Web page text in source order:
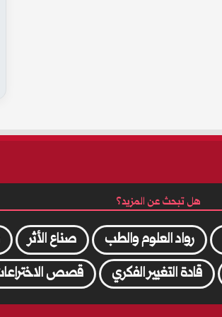
هل تبحث عن المزيد؟
رواد العلوم والطب صناع الأثر
قادة التغيير الفكري قصص